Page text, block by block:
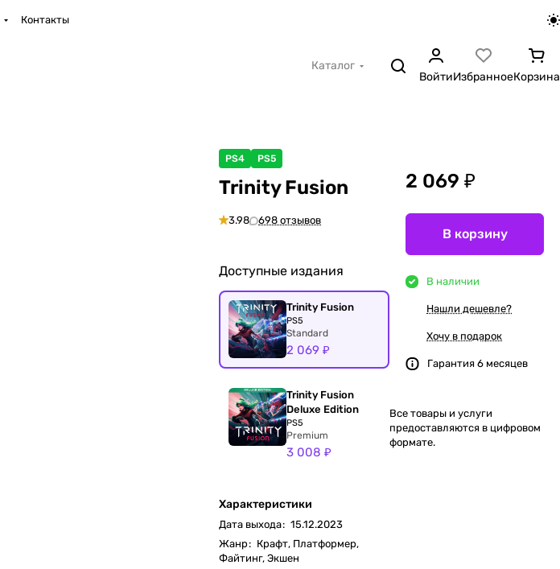
Контакты
Каталог
ВойтиИзбранноеКорзина
PS4 PS5
Trinity Fusion
3.98 698 отзывов
Доступные издания
Trinity Fusion
PS5
Standard
2 069 ₽
Trinity Fusion
Deluxe Edition
PS5
Premium
3 008 ₽
Характеристики
Дата выхода: 15.12.2023
Жанр: Крафт, Платформер,
Файтинг, Экшен
2 069 ₽
В корзину
В наличии
Нашли дешевле?
Хочу в подарок
Гарантия 6 месяцев
Все товары и услуги
предоставляются в цифровом
формате.